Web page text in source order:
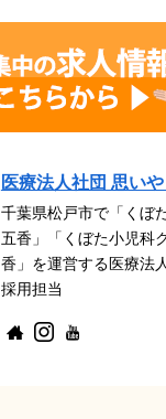
医療法人社団 思い
千葉県松戸市で「くぼ
五香」「くぼた小児科
香」を運営する医療法
採用担当